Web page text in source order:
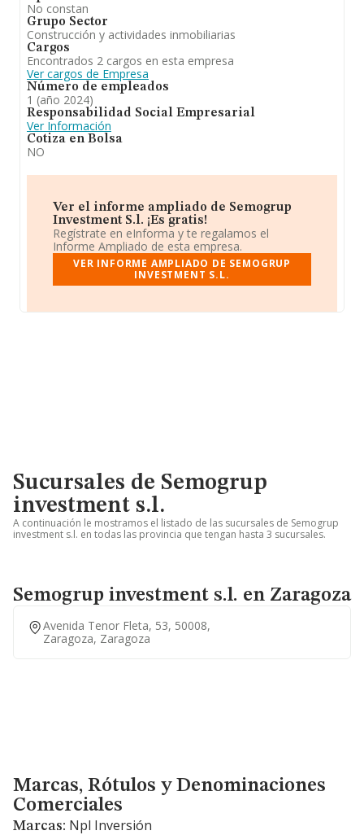
No constan
Grupo Sector
Construcción y actividades inmobiliarias
Cargos
Encontrados 2 cargos en esta empresa
Ver cargos de Empresa
Número de empleados
1 (año 2024)
Responsabilidad Social Empresarial
Ver Información
Cotiza en Bolsa
NO
Ver el informe ampliado de Semogrup
Investment S.l. ¡Es gratis!
Regístrate en eInforma y te regalamos el
Informe Ampliado de esta empresa.
VER INFORME AMPLIADO DE SEMOGRUP
INVESTMENT S.L.
Sucursales de Semogrup
investment s.l.
A continuación le mostramos el listado de las sucursales de Semogrup
investment s.l. en todas las provincia que tengan hasta 3 sucursales.
Semogrup investment s.l. en Zaragoza
Avenida Tenor Fleta, 53, 50008,
Zaragoza, Zaragoza
Marcas, Rótulos y Denominaciones Comerciales
Marcas, Rótulos y Denominaciones
Comerciales
Marcas: Npl Inversión